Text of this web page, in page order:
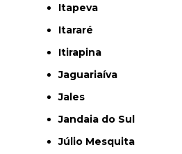
Itapeva
Itararé
Itirapina
Jaguariaíva
Jales
Jandaia do Sul
Júlio Mesquita